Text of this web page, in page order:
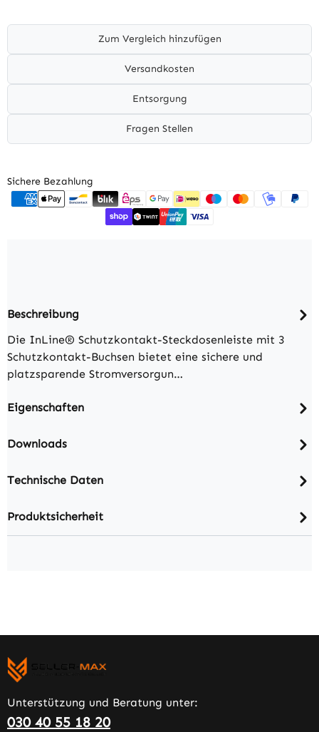
Zum Vergleich hinzufügen
Versandkosten
Entsorgung
Fragen Stellen
Sichere Bezahlung
Beschreibung
Die InLine® Schutzkontakt-Steckdosenleiste mit 3
Schutzkontakt-Buchsen bietet eine sichere und
platzsparende Stromversorgun…
Eigenschaften
Downloads
Technische Daten
Produktsicherheit
Unterstützung und Beratung unter:
030 40 55 18 20